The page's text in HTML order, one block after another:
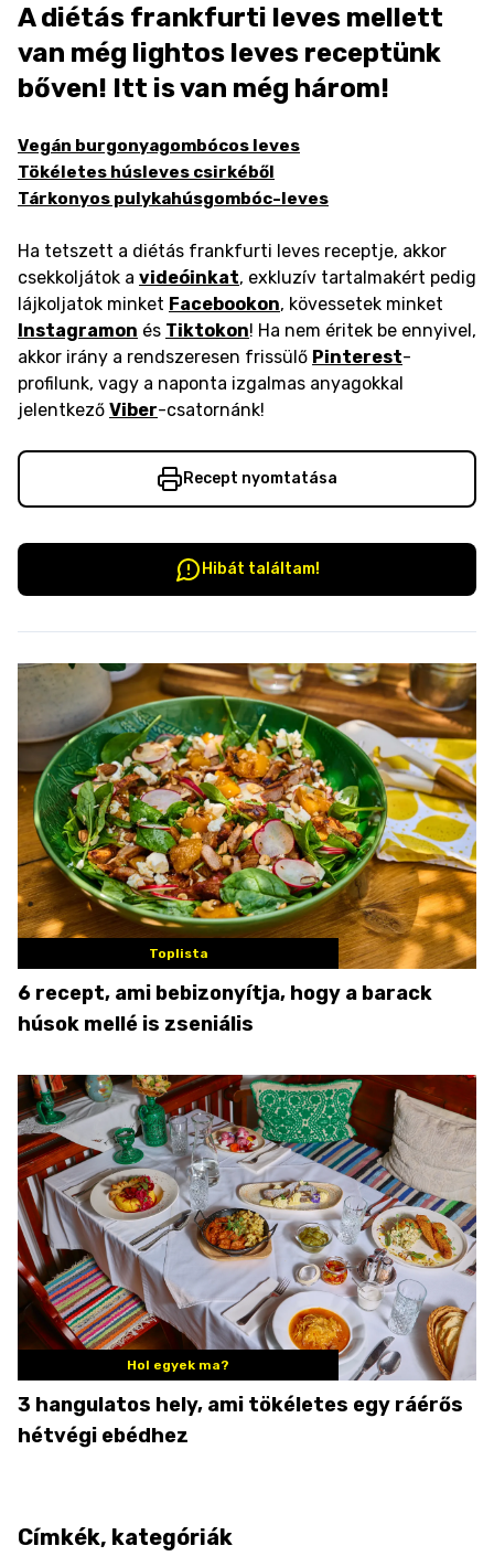
A diétás frankfurti leves mellett
van még lightos leves receptünk
bőven! Itt is van még három!
Vegán burgonyagombócos leves
Tökéletes húsleves csirkéből
Tárkonyos pulykahúsgombóc-leves
Ha tetszett a diétás frankfurti leves receptje, akkor
csekkoljátok a videóinkat, exkluzív tartalmakért pedig
lájkoljatok minket Facebookon, kövessetek minket
Instagramon és Tiktokon! Ha nem éritek be ennyivel,
akkor irány a rendszeresen frissülő Pinterest-
profilunk, vagy a naponta izgalmas anyagokkal
jelentkező Viber-csatornánk!
Recept nyomtatása
Hibát találtam!
Toplista
6 recept, ami bebizonyítja, hogy a barack
húsok mellé is zseniális
Hol egyek ma?
3 hangulatos hely, ami tökéletes egy ráérős
hétvégi ebédhez
Címkék, kategóriák